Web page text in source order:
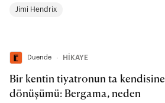
Jimi Hendrix
Duende ∙ HİKAYE
Bir kentin tiyatronun ta kendisine
dönüşümü: Bergama, neden